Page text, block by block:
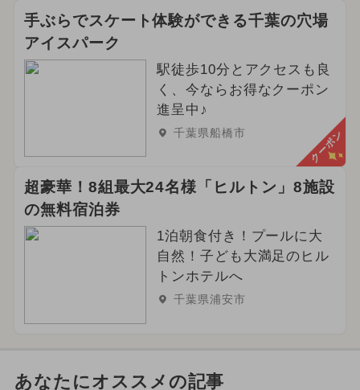
手ぶらでスケート体験ができる千葉の穴場
アイスパーク
駅徒歩10分とアクセスも良
く、今ならお得なクーポン
進呈中♪
千葉県船橋市 クーポン
超豪華！8組最大24名様「ヒルトン」8施設
の無料宿泊券
1泊朝食付き！プールに大
自然！子ども大満足のヒル
トンホテルへ
千葉県浦安市
あなたにオススメの記事